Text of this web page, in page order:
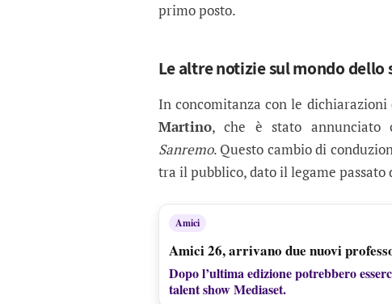
primo posto.
Le altre notizie sul mondo dello
In concomitanza con le
Martino, che è stato annunciato
Sanremo. Questo cambio di
tra il pubblico, dato il legame passato
Amici
Amici 26, arrivano due nuovi
Dopo l’ultima edizione potrebbero
talent show Mediaset.